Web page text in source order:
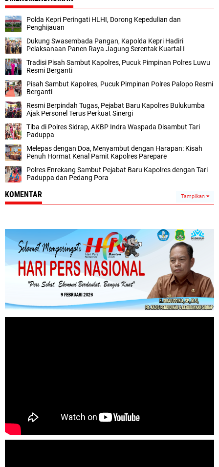
Polda Kepri Peringati HLHI, Dorong Kepedulian dan
Penghijauan
Dukung Swasembada Pangan, Kapolda Kepri Hadiri
Pelaksanaan Panen Raya Jagung Serentak Kuartal I
Tradisi Pisah Sambut Kapolres, Pucuk Pimpinan Polres Luwu
Resmi Berganti
Pisah Sambut Kapolres, Pucuk Pimpinan Polres Palopo Resmi
Berganti
Resmi Berpindah Tugas, Pejabat Baru Kapolres Bulukumba
Ajak Personel Terus Perkuat Sinergi
Tiba di Polres Sidrap, AKBP Indra Waspada Disambut Tari
Paduppa
Melepas dengan Doa, Menyambut dengan Harapan: Kisah
Penuh Hormat Kenal Pamit Kapolres Parepare
Polres Enrekang Sambut Pejabat Baru Kapolres dengan Tari
Paduppa dan Pedang Pora
KOMENTAR Tampilkan